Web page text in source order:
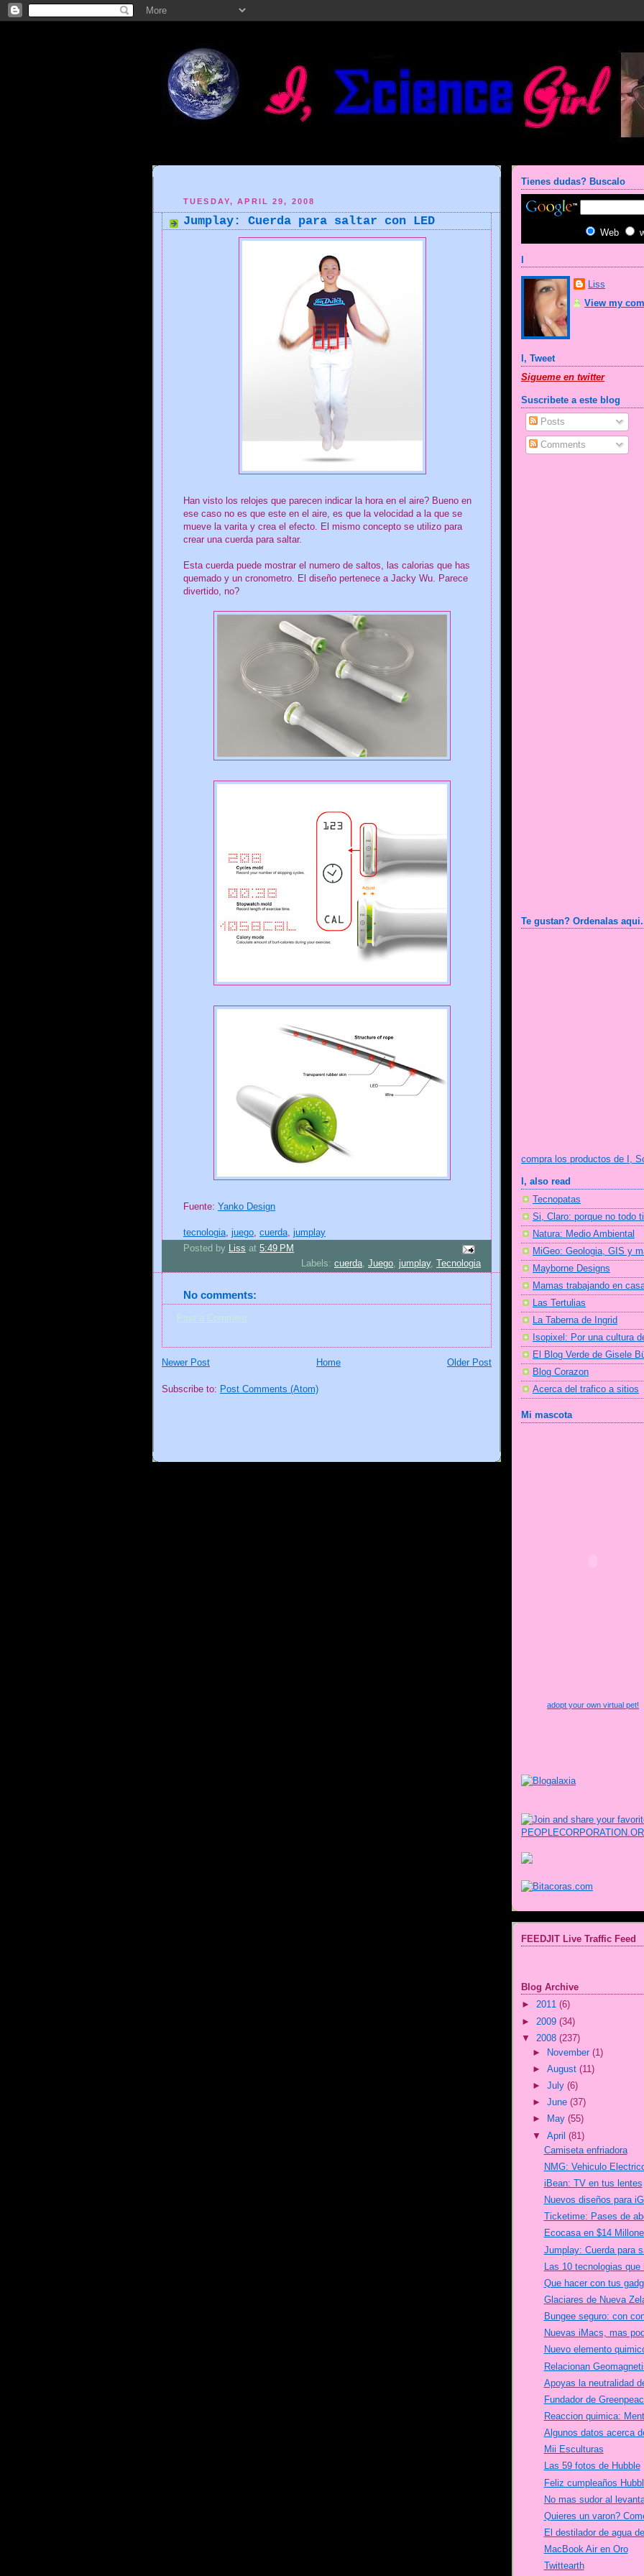
TUESDAY, APRIL 29, 2008
Jumplay: Cuerda para saltar con LED
Han visto los relojes que parecen indicar la hora en el aire? Bueno en
ese caso no es que este en el aire, es que la velocidad a la que se
mueve la varita y crea el efecto. El mismo concepto se utilizo para
crear una cuerda para saltar.
Esta cuerda puede mostrar el numero de saltos, las calorias que has
quemado y un cronometro. El diseño pertenece a Jacky Wu. Parece
divertido, no?
Fuente: Yanko Design
tecnologia, juego, cuerda, jumplay
Posted by Liss at 5:49 PM
Labels: cuerda, Juego, jumplay, Tecnologia
No comments:
Post a Comment
Newer Post Older Post
Home
Subscribe to: Post Comments (Atom)
Tienes dudas? Buscalo
Web
Liss
View my
I, Tweet
Sigueme en twitter
Suscribete a este blog
Posts
Comments
Te gustan? Ordenalas
compra los productos de I,
I, also read
Tecnopatas
Si, Claro: porque no todo
Natura: Medio Ambiental
MiGeo: Geologia, GIS y
Mayborne Designs
Mamas trabajando en
Las Tertulias
La Taberna de Ingrid
Isopixel: Por una cultura
El Blog Verde de Gisele
Blog Corazon
Acerca del trafico a sitios
Mi mascota
adopt your own virtual pet!
FEEDJIT Live Traffic Feed
Blog Archive
► 2011 (6)
► 2009 (34)
▼ 2008 (237)
►
November(1)
►August(11)
►July(6)
►June(37)
►
May(55)
▼April(81)
Camiseta enfriadora
NMG: Vehiculo
iBean: TV en tus lentes
Nuevos diseños para
Ticketime: Pases de
Ecocasa en $14
Jumplay: Cuerda para
Las 10 tecnologias
Que hacer con tus
Glaciares de Nueva
Bungee seguro: con
Nuevas iMacs, mas
Nuevo elemento
Relacionan
Apoyas la neutralidad
Fundador de
Reaccion quimica:
Algunos datos acerca
Mii Esculturas
Las 59 fotos de Hubble
Feliz cumpleaños
No mas sudor al
Quieres un varon?
El destilador de agua
MacBook Air en Oro
Twittearth